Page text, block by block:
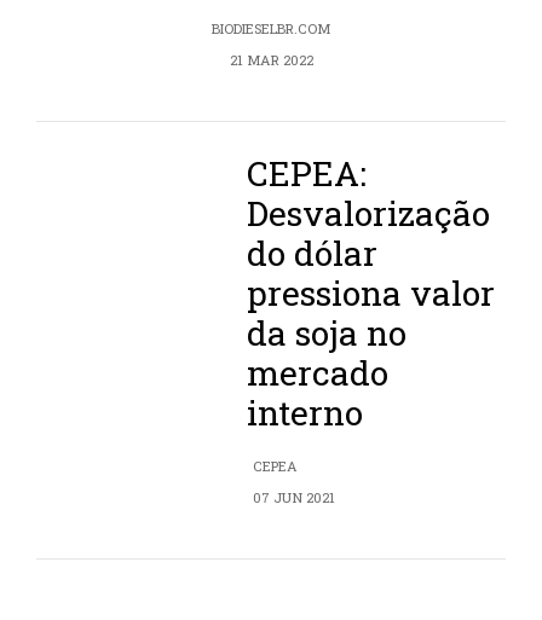
BIODIESELBR.COM
21 MAR 2022
CEPEA:
Desvalorização
do dólar
pressiona valor
da soja no
mercado
interno
CEPEA
07 JUN 2021